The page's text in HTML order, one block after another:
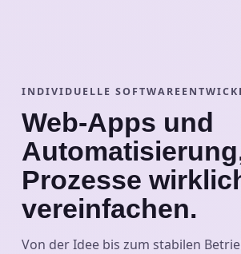
INDIVIDUELLE
Web-Apps und
Prozesse
vereinfachen.
Von der Idee bis zum stabilen